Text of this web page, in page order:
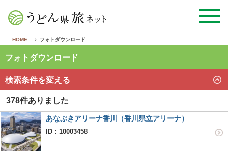
HOME フォトダウンロード
フォトダウンロード
検索条件を変える
378件ありました
あなぶきアリーナ香川（香川県立アリーナ）
ID：10003458